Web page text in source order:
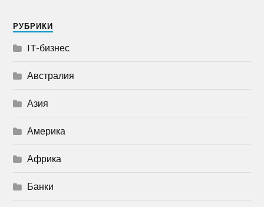
РУБРИКИ
IT-бизнес
Австралия
Азия
Америка
Африка
Банки